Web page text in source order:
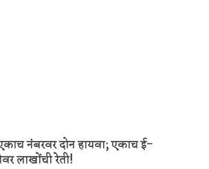
नंबरवर दोन हायवा; एकाच ई-
लाखोंची रेती!